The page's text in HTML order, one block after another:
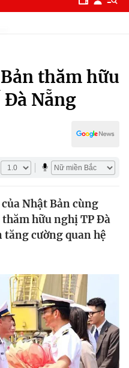
thăm hữu
Nẵng
Nhật Bản cùng
hữu nghị TP Đà
cường quan hệ